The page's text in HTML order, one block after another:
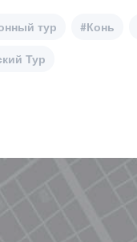
тур #Конь
Тур